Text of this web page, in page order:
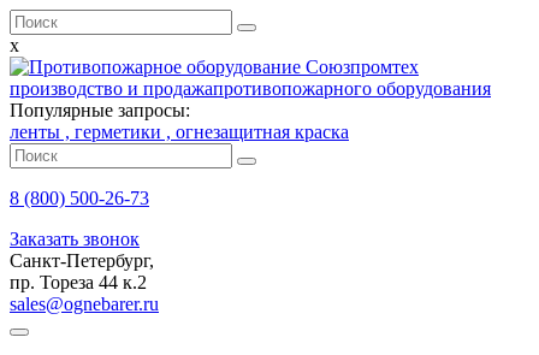
x
производство и продажапротивопожарного оборудования
Популярные запросы:
ленты , герметики , огнезащитная краска
8 (800) 500-26-73
Заказать звонок
Санкт-Петербург,
пр. Тореза 44 к.2
sales@ognebarer.ru